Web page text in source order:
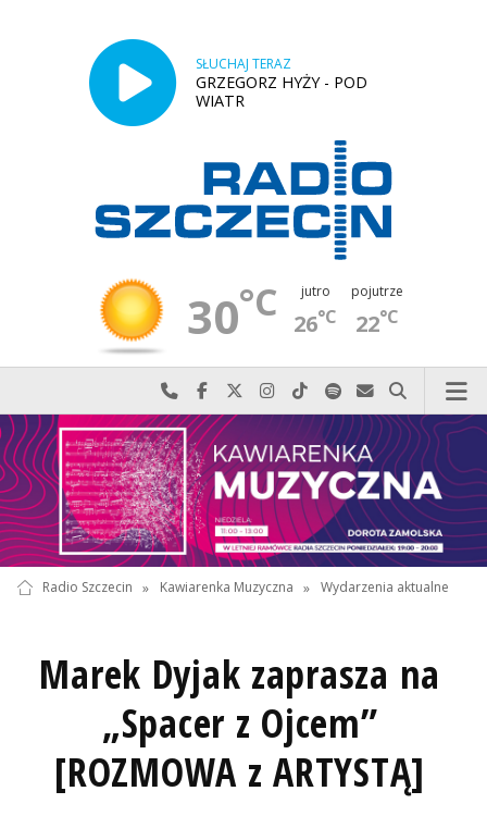
SŁUCHAJ TERAZ
GRZEGORZ HYŻY - POD
WIATR
30°C jutro
26°C
pojutrze
22°C
Najlepiej po prostu do nas zadzwoń
Odwiedź nas na Facebook-u
Odwiedź nas na X
Odwiedź nas na Instagram-ie
Odwiedź nas na TikTok-u
Szukaj nas na Spotify
Wyślij do nas
Szukaj
Radio Szczecin » Kawiarenka Muzyczna » Wydarzenia aktualne
Marek Dyjak zaprasza na
„Spacer z Ojcem”
[ROZMOWA z ARTYSTĄ]